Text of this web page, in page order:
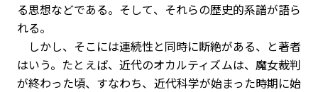
る思想などである。そして、それらの歴史的系譜が語ら
れる。
しかし、そこには連続性と同時に断絶がある、と著者
はいう。たとえば、近代のオカルティズムは、魔女裁判
が終わった頃、すなわち、近代科学が始まった時期に始